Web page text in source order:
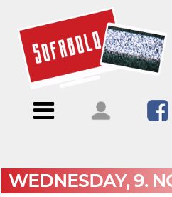
Menu
Blogs
WEDNESDAY, 9.